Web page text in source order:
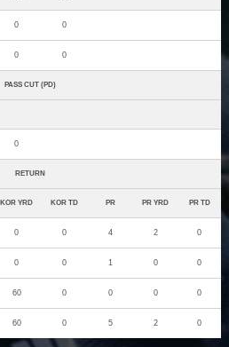
0 0
0 0
PASS CUT (PD)
0
RETURN
KOR YRD KOR TD PR PR YRD PR TD
0 0 4 2 0
0 0 1 0 0
60 0 0 0 0
60 0 5 2 0